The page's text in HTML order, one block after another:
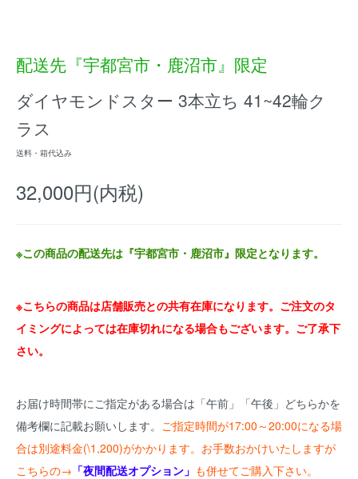
配送先『宇都宮市・鹿沼市』限定
ダイヤモンドスター 3本立ち 41~42輪ク
ラス
送料・箱代込み
32,000円(内税)
※この商品の配送先は『宇都宮市・鹿沼市』限定となります。
※こちらの商品は店舗販売との共有在庫になります。ご注文のタ
イミングによっては在庫切れになる場合もございます。ご了承下
さい。
お届け時間帯にご指定がある場合は「午前」「午後」どちらかを
備考欄に記載お願いします。 ご指定時間が17:00～20:00になる場
合は別途料金(\1,200)がかかります。お手数おかけいたしますが
こちらの→ 「夜間配送オプション」 も併せてご購入下さい。